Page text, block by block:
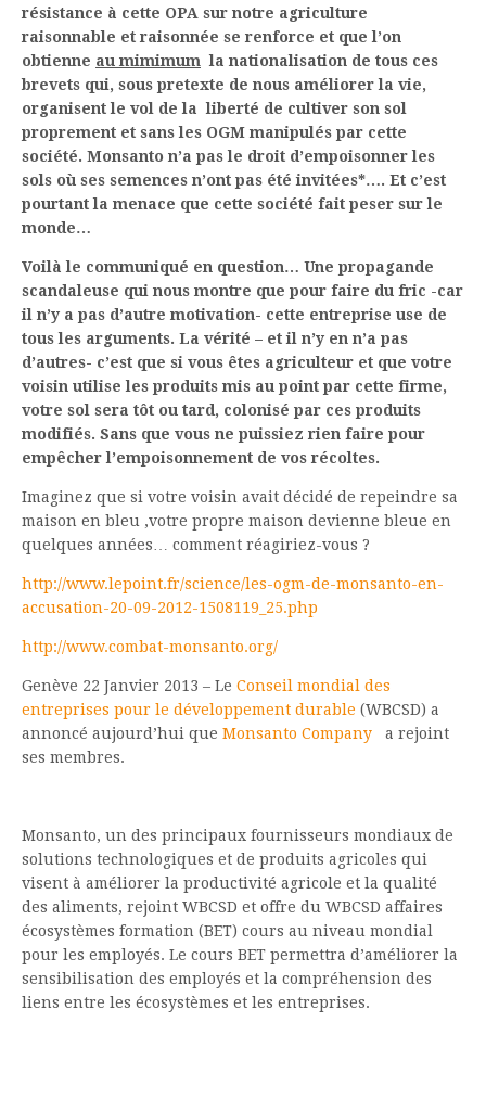
résistance à cette OPA sur notre agriculture
raisonnable et raisonnée se renforce et que l’on
obtienne au mimimum la nationalisation de tous ces
brevets qui, sous pretexte de nous améliorer la vie,
organisent le vol de la liberté de cultiver son sol
proprement et sans les OGM manipulés par cette
société. Monsanto n’a pas le droit d’empoisonner les
sols où ses semences n’ont pas été invitées*…. Et c’est
pourtant la menace que cette société fait peser sur le
monde…
Voilà le communiqué en question… Une propagande
scandaleuse qui nous montre que pour faire du fric -car
il n’y a pas d’autre motivation- cette entreprise use de
tous les arguments. La vérité – et il n’y en n’a pas
d’autres- c’est que si vous êtes agriculteur et que votre
voisin utilise les produits mis au point par cette firme,
votre sol sera tôt ou tard, colonisé par ces produits
modifiés. Sans que vous ne puissiez rien faire pour
empêcher l’empoisonnement de vos récoltes.
Imaginez que si votre voisin avait décidé de repeindre sa
maison en bleu ,votre propre maison devienne bleue en
quelques années… comment réagiriez-vous ?
http://www.lepoint.fr/science/les-ogm-de-monsanto-en-
accusation-20-09-2012-1508119_25.php
http://www.combat-monsanto.org/
Genève 22 Janvier 2013 – Le Conseil mondial des
entreprises pour le développement durable (WBCSD) a
annoncé aujourd’hui que Monsanto Company a rejoint
ses membres.
Monsanto, un des principaux fournisseurs mondiaux de
solutions technologiques et de produits agricoles qui
visent à améliorer la productivité agricole et la qualité
des aliments, rejoint WBCSD et offre du WBCSD affaires
écosystèmes formation (BET) cours au niveau mondial
pour les employés. Le cours BET permettra d’améliorer la
sensibilisation des employés et la compréhension des
liens entre les écosystèmes et les entreprises.